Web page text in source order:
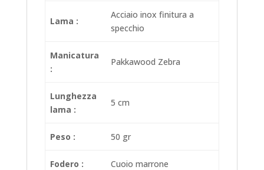
Lama :
Acciaio inox finitura a
specchio
Manicatura
:
Pakkawood Zebra
Lunghezza
lama :
5 cm
Peso : 50 gr
Fodero : Cuoio marrone